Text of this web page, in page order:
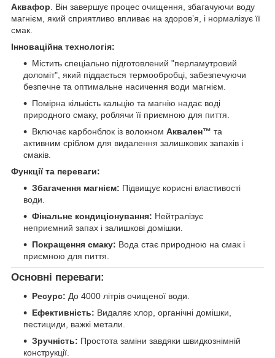
Аквафор . Він завершує процес очищення, збагачуючи воду
магнієм, який сприятливо впливає на здоров’я, і нормалізує її
смак.
Інноваційна технологія:
Містить спеціально підготовлений "перламутровий
доломіт", який піддається термообробці, забезпечуючи
безпечне та оптимальне насичення води магнієм.
Помірна кількість кальцію та магнію надає воді
природного смаку, роблячи її приємною для пиття.
Включає карбонблок із волокном Аквален™ та
активним сріблом для видалення залишкових запахів і
смаків.
Функції та переваги:
Збагачення магнієм: Підвищує корисні властивості
води.
Фінальне кондиціонування: Нейтралізує
неприємний запах і залишкові домішки.
Покращення смаку: Вода стає природною на смак і
приємною для пиття.
Основні переваги:
Ресурс: До 4000 літрів очищеної води.
Ефективність: Видаляє хлор, органічні домішки,
пестициди, важкі метали.
Зручність: Простота заміни завдяки швидкознімній
конструкції.